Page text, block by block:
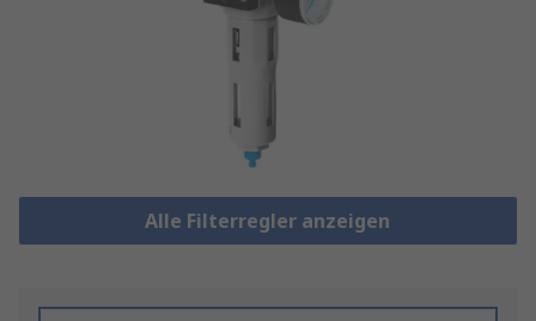
Alle Filterregler anzeigen